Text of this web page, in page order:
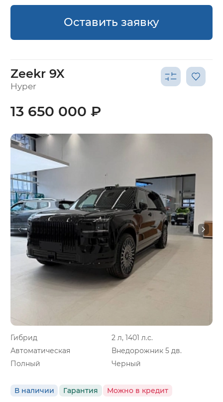
Оставить заявку
Zeekr 9X
Hyper
Гибрид
2 л, 1401 л.с.
Автоматическая
Внедорожник 5 дв.
Полный
Черный
В наличии Гарантия Можно в кредит
13 650 000 ₽